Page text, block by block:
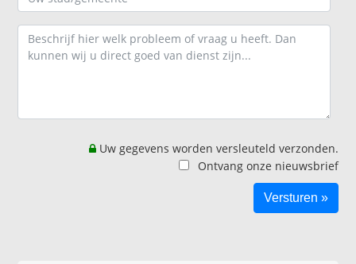
Uw gegevens worden versleuteld verzonden.
Ontvang onze nieuwsbrief